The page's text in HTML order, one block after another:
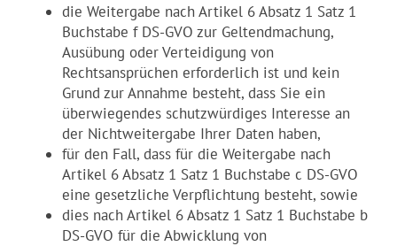
die Weitergabe nach Artikel 6 Absatz 1 Satz 1
Buchstabe f DS-GVO zur Geltendmachung,
Ausübung oder Verteidigung von
Rechtsansprüchen erforderlich ist und kein
Grund zur Annahme besteht, dass Sie ein
überwiegendes schutzwürdiges Interesse an
der Nichtweitergabe Ihrer Daten haben,
für den Fall, dass für die Weitergabe nach
Artikel 6 Absatz 1 Satz 1 Buchstabe c DS-GVO
eine gesetzliche Verpflichtung besteht, sowie
dies nach Artikel 6 Absatz 1 Satz 1 Buchstabe b
DS-GVO für die Abwicklung von